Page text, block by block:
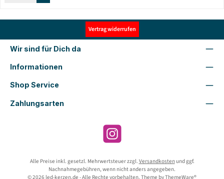
Vertrag widerrufen
Wir sind für Dich da
Informationen
Shop Service
Zahlungsarten
Instagram
Alle Preise inkl. gesetzl. Mehrwertsteuer zzgl. Versandkostenund ggf.
Nachnahmegebühren, wenn nicht anders angegeben.
© 2026 led-kerzen.de - Alle Rechte vorbehalten. Theme byThemeWare®